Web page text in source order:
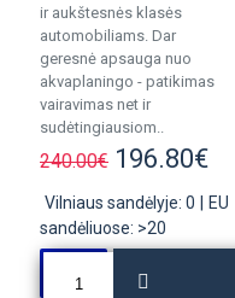
ir aukštesnės klasės
automobiliams. Dar
geresnė apsauga nuo
akvaplaningo - patikimas
vairavimas net ir
sudėtingiausiom..
240.00€ 196.80€
Vilniaus sandėlyje: 0
EU
sandėliuose: >20